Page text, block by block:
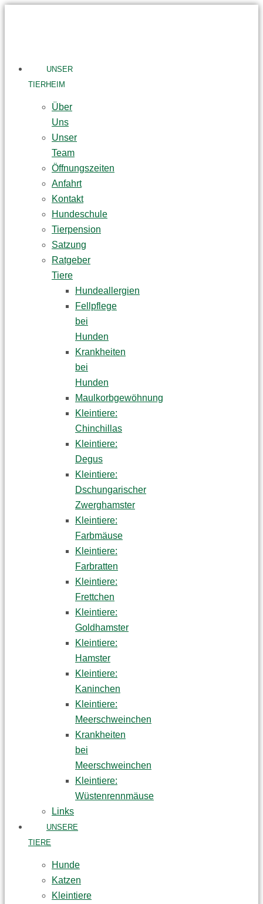
UNSER
TIERHEIM
Über
Uns
Unser
Team
Öffnungszeiten
Anfahrt
Kontakt
Hundeschule
Tierpension
Satzung
Ratgeber
Tiere
Hundeallergien
Fellpflege
bei
Hunden
Krankheiten
bei
Hunden
Maulkorbgewöhnung
Kleintiere:
Chinchillas
Kleintiere:
Degus
Kleintiere:
Dschungarischer
Zwerghamster
Kleintiere:
Farbmäuse
Kleintiere:
Farbratten
Kleintiere:
Frettchen
Kleintiere:
Goldhamster
Kleintiere:
Hamster
Kleintiere:
Kaninchen
Kleintiere:
Meerschweinchen
Krankheiten
bei
Meerschweinchen
Kleintiere:
Wüstenrennmäuse
Links
UNSERE
TIERE
Hunde
Katzen
Kleintiere